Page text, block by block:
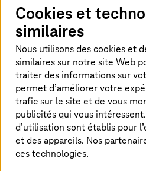
différents systèmes
limite la transparence
vie. Pour garantir la
réglementations telles
Passport (DPP)
, les
données cohérentes et
simulation précoce ni
jumeau numérique, les
inefficacités ne font que
numérique unifié relie les
transparence et permet
Cookies et
similaires
Nous utilisons des cookies et
similaires sur notre site Web
traiter des informations sur
permet d’améliorer votre
trafic sur le site et de vous
publicités qui vous
d’utilisation sont établis pour
et des appareils. Nos
ces technologies.